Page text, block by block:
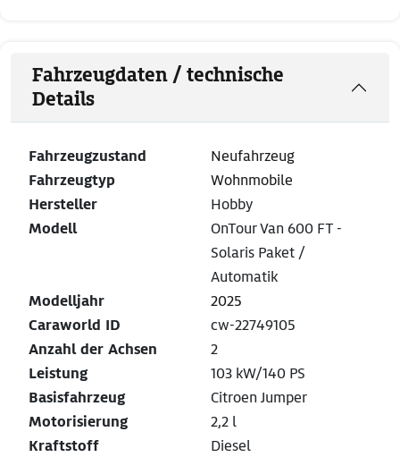
Fahrzeugdaten / technische
Details
Fahrzeugzustand
Neufahrzeug
Fahrzeugtyp
Wohnmobile
Hersteller
Hobby
Modell
OnTour Van 600 FT -
Solaris Paket /
Automatik
Modelljahr
2025
Caraworld ID
cw-22749105
Anzahl der Achsen
2
Leistung
103 kW/140 PS
Basisfahrzeug
Citroen Jumper
Motorisierung
2,2 l
Kraftstoff
Diesel